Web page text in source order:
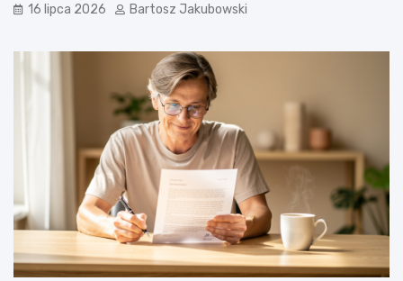
16 lipca 2026 Bartosz Jakubowski